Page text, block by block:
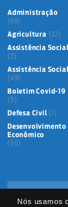
Nós usamos
Administração
(68)
Agricultura (32)
Assistência Social
(3)
Assistência Social
(49)
Boletim Covid-19
(5)
Defesa Civil (1)
Desenvolvimento
Econômico
(50)